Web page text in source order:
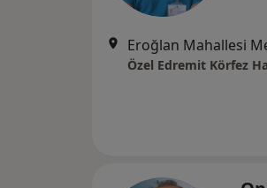
Özel Edremit Körfez